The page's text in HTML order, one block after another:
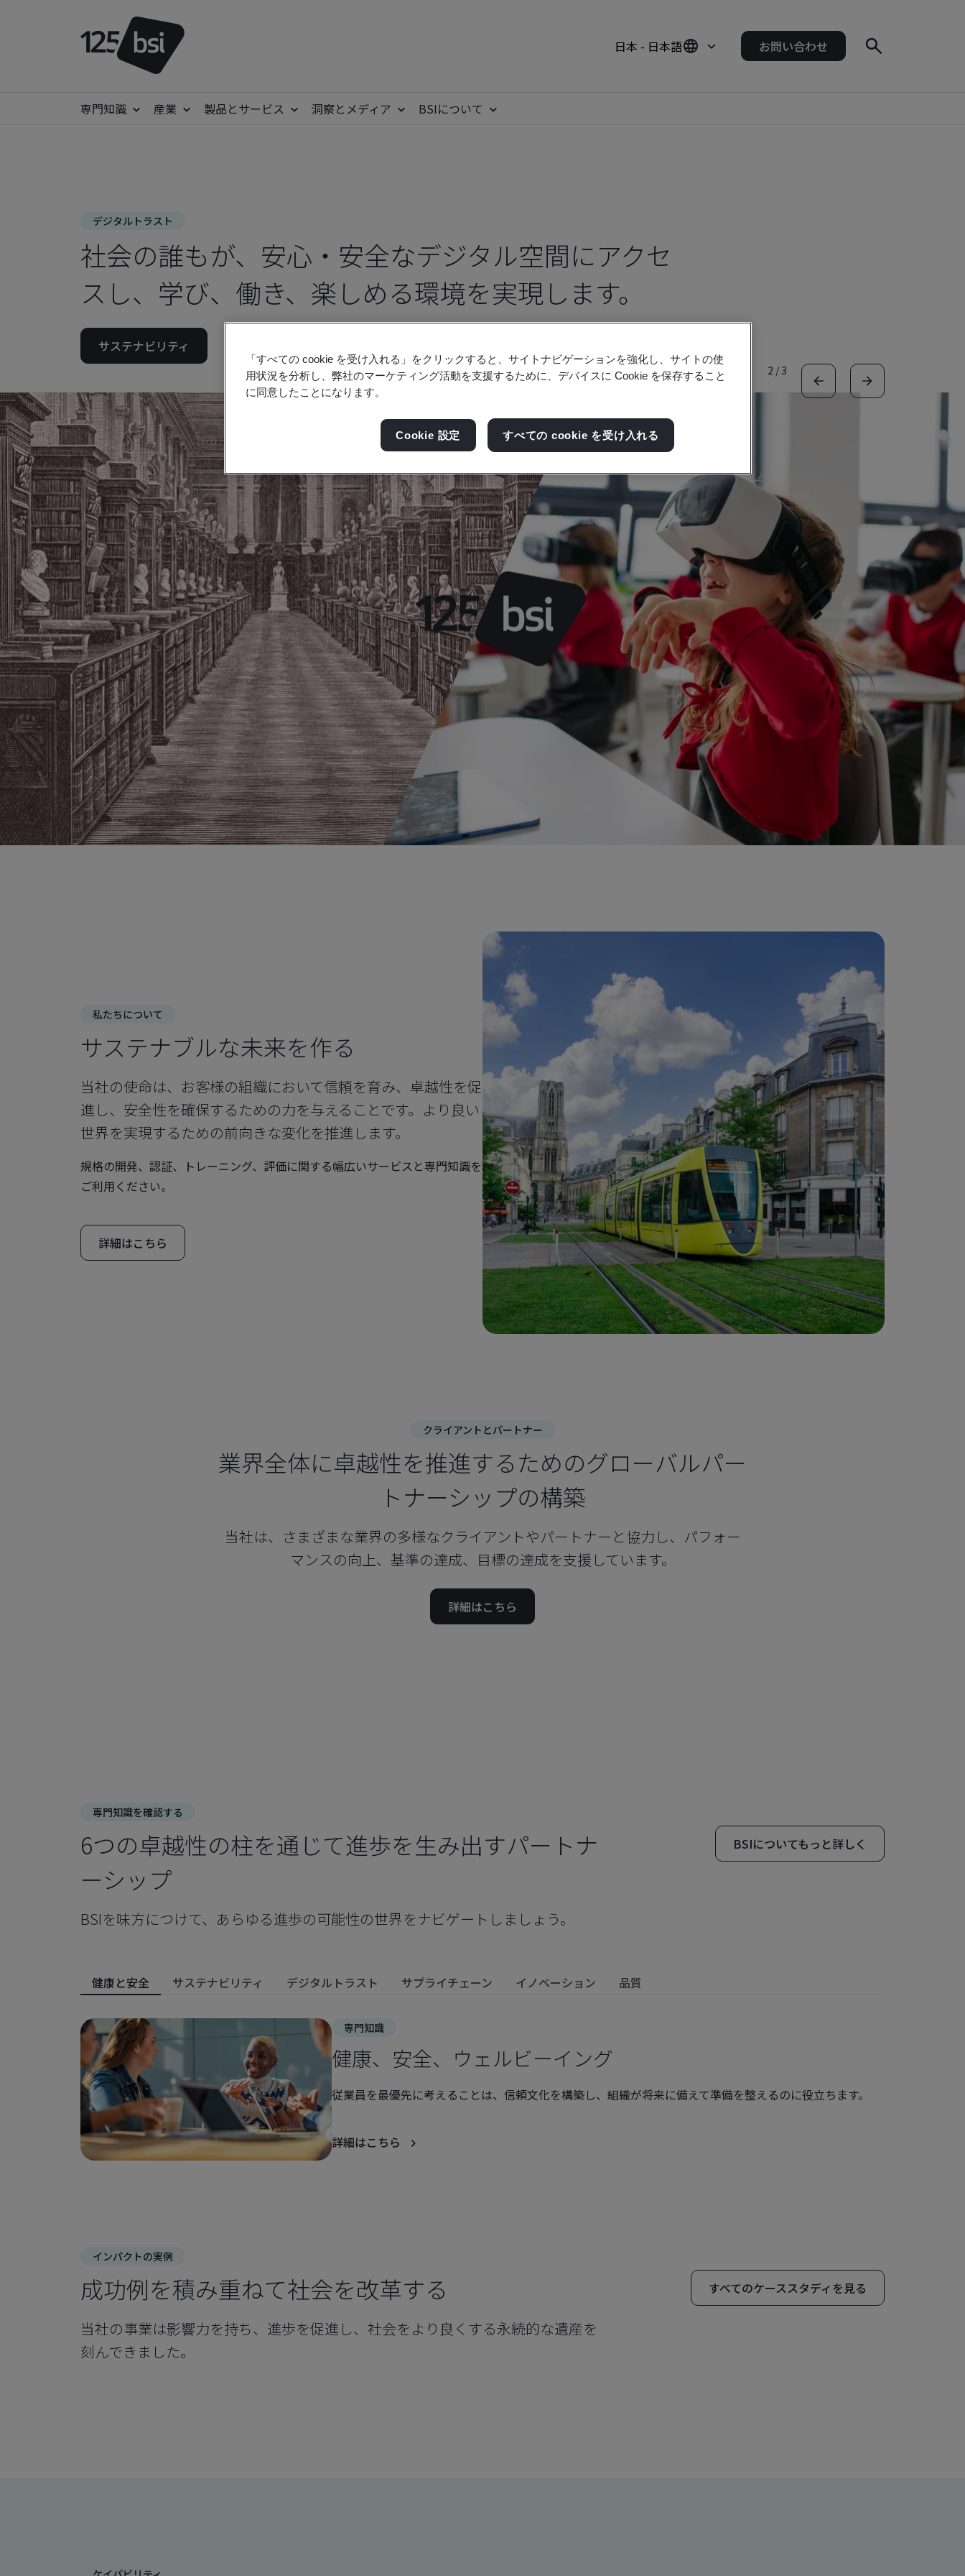
日本 - 日本語 お問い合わせ
専門知識 産業 製品とサービス 洞察とメディア BSIについて
デジタルトラスト
社会の誰もが、安心・安全なデジタル空間にアクセ
スし、学び、働き、楽しめる環境を実現します。
サステナビリティ
2 / 3
私たちについて
サステナブルな未来を作る
当社の使命は、お客様の組織において信頼を育み、卓越性を促
進し、安全性を確保するための力を与えることです。より良い
世界を実現するための前向きな変化を推進します。
規格の開発、認証、トレーニング、評価に関する幅広いサービスと専門知識を
ご利用ください。
詳細はこちら
クライアントとパートナー
業界全体に卓越性を推進するためのグローバルパー
トナーシップの構築
当社は、さまざまな業界の多様なクライアントやパートナーと協力し、パフォー
マンスの向上、基準の達成、目標の達成を支援しています。
詳細はこちら
専門知識を確認する
6つの卓越性の柱を通じて進歩を生み出すパートナ
ーシップ
BSIを味方につけて、あらゆる進歩の可能性の世界をナビゲートしましょう。
BSIについてもっと詳しく
健康と安全 サステナビリティ デジタルトラスト サプライチェーン イノベーション 品質
専門知識
健康、安全、ウェルビーイング
従業員を最優先に考えることは、信頼文化を構築し、組織が将来に備えて準備を整えるのに役立ちます。
詳細はこちら
インパクトの実例
成功例を積み重ねて社会を改革する
当社の事業は影響力を持ち、進歩を促進し、社会をより良くする永続的な遺産を
刻んできました。
すべてのケーススタディを見る
「すべての cookie を受け入れる」をクリックすると、サイトナビゲーションを強化し、サイトの使
用状況を分析し、弊社のマーケティング活動を支援するために、デバイスに Cookie を保存すること
に同意したことになります。
Cookie 設定 すべての cookie を受け入れる